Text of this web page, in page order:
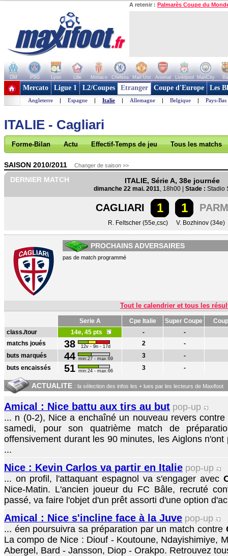
A retenir : Palmarès Coupe du
OM PSG Lyon Lille Monaco Chelsea Man Utd Arsenal Liverpool ManCity
+ de clubs
Mercato Ligue 1 L2/Coupes Etranger Coupe d'Europe Les
Angleterre | Espagne | Italie | Allemagne | Belgique | Pays-Bas
ITALIE - Cagliari
Forme-Bilan Actu Effectif-Temps de jeu Tous les matchs
SAISON 2010/2011 Changer de saison >>
DERNIER MATCH ITALIE, Série A, 38e journée
dimanche 22 mai. 2011, 18h00 | Stade : Stadio
CAGLIARI 1 1
R. Feltscher (55e,csc) V. Bozhinov (34e)
PROCHAINS ADVERSAIRES
pas de match programmé
Tout le calendrier et tous les
Serie A Cpe Italie Super Coupe
class./tour
14e, 45 pts -
-
matchs joués
38 12v - 9n - 17d 2
-
buts marqués
44 min:27 - max:69 3
-
buts encaissés
51 min:24 - max:66 3 -
ACTUALITE : la sélection des infos les + lues par les lecteurs de Maxifoot
Amical : Nice battu aux tirs au but pop-up
... n (0-2), Nice a enchaîné un nouveau revers contre
samedi, pour son quatrième match de
offensivement durant les 90 minutes, les Aiglons
...
Nice : Kevin Carlos va partir en Italie pop-up
... on profil, l'attaquant espagnol va s'engager avec
Nice-Matin. L'ancien joueur du FC Bâle, recruté
passé, va faire l'objet d'un prêt assorti d'une option
Amical : Nice s'incline face à la Juve pop-up
... éen poursuivra sa préparation par un match contre
La compo de Nice : Diouf - Koutoune, Ndayishimiye,
Abergel, Bard - Jansson, Diop - Orakpo. Retrouvez